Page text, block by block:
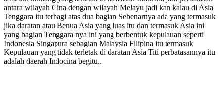
antara wilayah Cina dengan wilayah Melayu jadi kan kalau di Asia
Tenggara itu terbagi atas dua bagian Sebenarnya ada yang termasuk
jika daratan atau Benua Asia yang luas itu dan termasuk Asia ini
yang bagian Tenggara nya ini yang berbentuk kepulauan seperti
Indonesia Singapura sebagian Malaysia Filipina itu termasuk
Kepulauan yang tidak terletak di daratan Asia Titi perbatasannya itu
adalah daerah Indocina begitu..